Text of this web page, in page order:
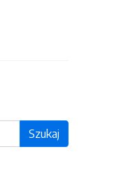
Szukaj